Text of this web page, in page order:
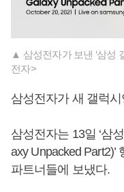
▲ 삼성전자가 보낸 ‘삼성
전자>
삼성전자가 새 갤럭
삼성전자는 13일 ‘삼
axy Unpacked
파트너들에 보냈다.